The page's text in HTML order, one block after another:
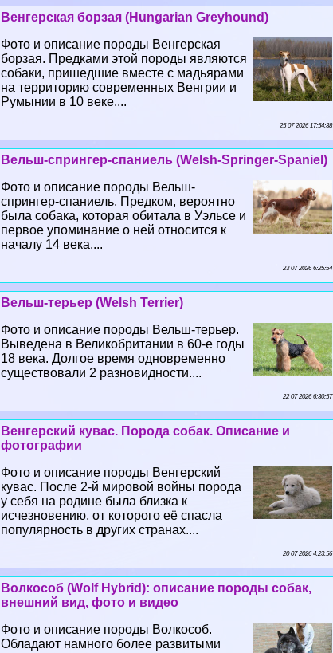
борзая. Предками этой породы являются
собаки, пришедшие вместе с мадьярами
на территорию современных Венгрии и
Румынии в 10 веке....
25 07 2026 17:54:38
Вельш-спрингер-спаниель (Welsh-Springer-Spaniel)
спрингер-спаниель. Предком, вероятно
была собака, которая обитала в Уэльсе и
первое упоминание о ней относится к
началу 14 века....
23 07 2026 6:25:54
Вельш-терьер (Welsh Terrier)
Выведена в Великобритании в 60-е годы
18 века. Долгое время одновременно
существовали 2 разновидности....
22 07 2026 6:30:57
Венгерский кувас. Порода собак. Описание и
Фото и описание породы Венгерский
кувас. После 2-й мировой войны порода
у себя на родине была близка к
исчезновению, от которого её спасла
популярность в других странах....
20 07 2026 4:23:56
Волкособ (Wolf Hybrid): описание породы собак,
Фото и описание породы Волкособ.
Обладают намного более развитыми
чутьем, интеллектом и выносливостью,
чем собаки. В замкнутом прострaнcтве
находят человека за 20 секунд....